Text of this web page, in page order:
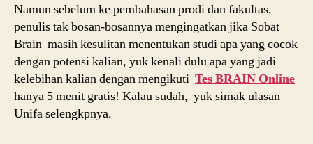
Namun sebelum ke pembahasan prodi dan fakultas,
penulis tak bosan-bosannya mengingatkan jika Sobat
Brain masih kesulitan menentukan studi apa yang cocok
dengan potensi kalian, yuk kenali dulu apa yang jadi
kelebihan kalian dengan mengikuti Tes BRAIN Online
hanya 5 menit gratis! Kalau sudah, yuk simak ulasan
Unifa selengkpnya.